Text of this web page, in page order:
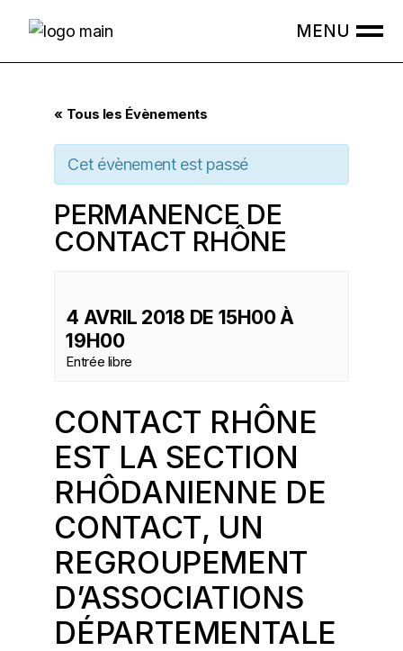
« Tous les Évènements
Cet évènement est passé
PERMANENCE DE
CONTACT RHÔNE
4 AVRIL 2018 DE 15H00À
19H00
Entrée libre
CONTACT RHÔNE
EST LA SECTION
RHÔDANIENNE DE
CONTACT, UN
REGROUPEMENT
D’ASSOCIATIONS
DÉPARTEMENTALE